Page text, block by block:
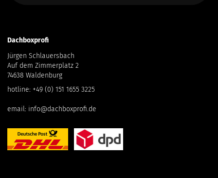
Dachboxprofi
Jürgen Schlauersbach
Auf dem Zimmerplatz 2
74638 Waldenburg
hotline: +49 (0) 151 1655 3225
email: info@dachboxprofi.de